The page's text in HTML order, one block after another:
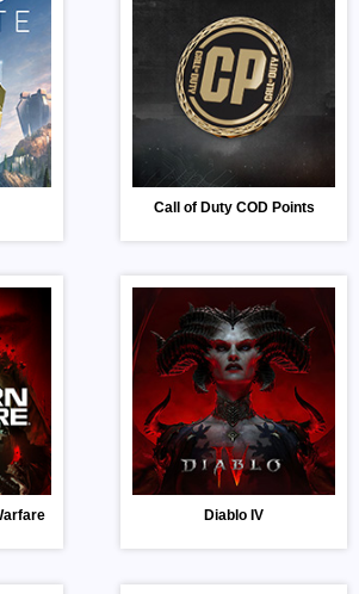
Call of Duty COD Points
3 Diablo IV